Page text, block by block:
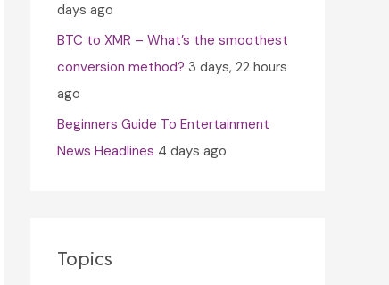
days ago
BTC to XMR – What’s the smoothest
conversion method? 3 days, 22 hours
ago
Beginners Guide To Entertainment
News Headlines 4 days ago
Topics